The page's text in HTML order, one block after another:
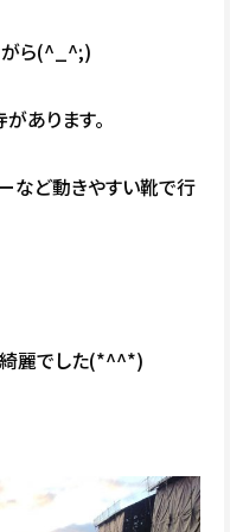
がら(^_^;)
あります。
など動きやすい靴で行
綺麗でした(*^^*)